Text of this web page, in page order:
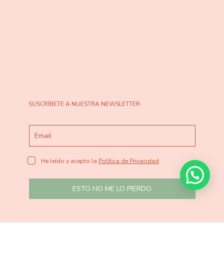
SUSCRÍBETE A NUESTRA NEWSLETTER
He leído y acepto la Política de Privacidad
ESTO NO ME LO PIERDO